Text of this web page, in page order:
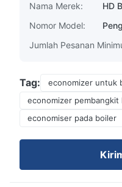
Nama Merek:
HD
Nomor Model:
Jumlah Pesanan
Tag:
economizer untuk
economizer pembangkit
economiser pada boiler